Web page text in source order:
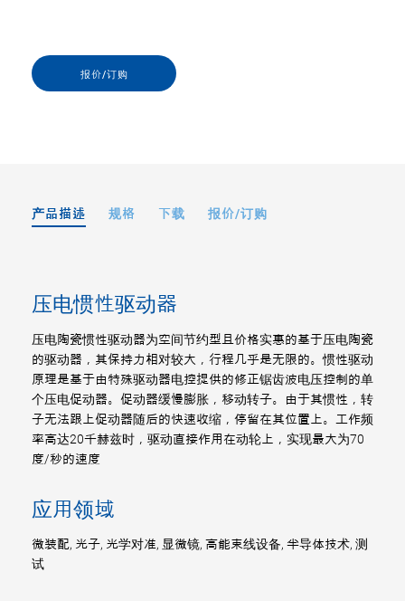
报价/订购
产品描述 规格 下载 报价/订购
压电惯性驱动器
压电陶瓷惯性驱动器为空间节约型且价格实惠的基于压电陶瓷
的驱动器，其保持力相对较大，行程几乎是无限的。惯性驱动
原理是基于由特殊驱动器电控提供的修正锯齿波电压控制的单
个压电促动器。促动器缓慢膨胀，移动转子。由于其惯性，转
子无法跟上促动器随后的快速收缩，停留在其位置上。工作频
率高达20千赫兹时，驱动直接作用在动轮上，实现最大为70
度/秒的速度
应用领域
微装配, 光子, 光学对准, 显微镜, 高能束线设备, 半导体技术, 测
试